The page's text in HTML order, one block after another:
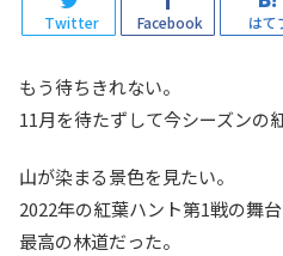
Twitter Facebook はて
もう待ちきれない。
11月を待たずして今シーズンの
山が染まる景色を見たい。
2022年の紅葉ハント第1戦の舞
最高の林道だった。